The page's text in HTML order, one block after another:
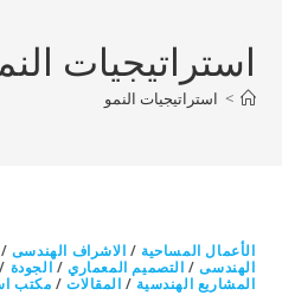
استراتيجيات
> استراتيجيات النمو
الأعمال المساحية / الاشراف الهندسى /
الهندسى/ التصميم المعماري / الجودة /
المشاريع الهندسية / المقالات/ مكتب